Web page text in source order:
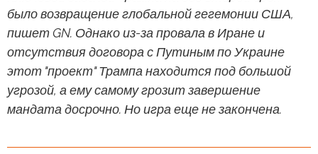
было возвращение глобальной гегемонии США,
пишет GN. Однако из-за провала в Иране и
отсутствия договора с Путиным по Украине
этот "проект" Трампа находится под большой
угрозой, а ему самому грозит завершение
мандата досрочно. Но игра еще не закончена.